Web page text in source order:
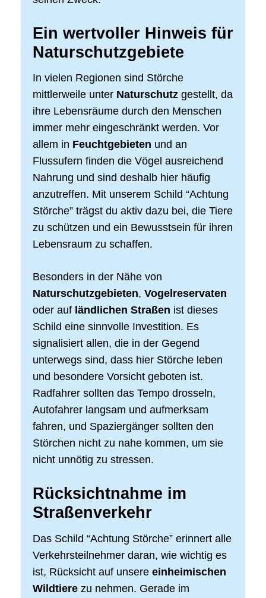
Ein wertvoller Hinweis für
Naturschutzgebiete
In vielen Regionen sind Störche
mittlerweile unter Naturschutz gestellt, da
ihre Lebensräume durch den Menschen
immer mehr eingeschränkt werden. Vor
allem in Feuchtgebieten und an
Flussufern finden die Vögel ausreichend
Nahrung und sind deshalb hier häufig
anzutreffen. Mit unserem Schild “Achtung
Störche” trägst du aktiv dazu bei, die Tiere
zu schützen und ein Bewusstsein für ihren
Lebensraum zu schaffen.
Besonders in der Nähe von
Naturschutzgebieten, Vogelreservaten
oder auf ländlichen Straßen ist dieses
Schild eine sinnvolle Investition. Es
signalisiert allen, die in der Gegend
unterwegs sind, dass hier Störche leben
und besondere Vorsicht geboten ist.
Radfahrer sollten das Tempo drosseln,
Autofahrer langsam und aufmerksam
fahren, und Spaziergänger sollten den
Störchen nicht zu nahe kommen, um sie
nicht unnötig zu stressen.
Rücksichtnahme im
Straßenverkehr
Das Schild “Achtung Störche” erinnert alle
Verkehrsteilnehmer daran, wie wichtig es
ist, Rücksicht auf unsere einheimischen
Wildtiere zu nehmen. Gerade im